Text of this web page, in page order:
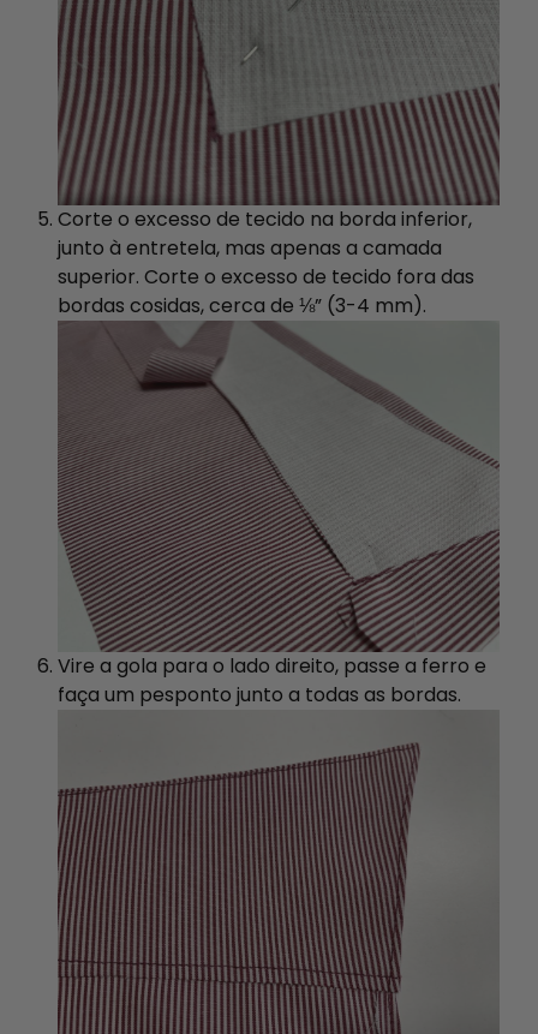
Corte o excesso de tecido na borda inferior,
junto à entretela, mas apenas a camada
superior. Corte o excesso de tecido fora das
bordas cosidas, cerca de ⅛” (3-4 mm).
Vire a gola para o lado direito, passe a ferro e
faça um pesponto junto a todas as bordas.